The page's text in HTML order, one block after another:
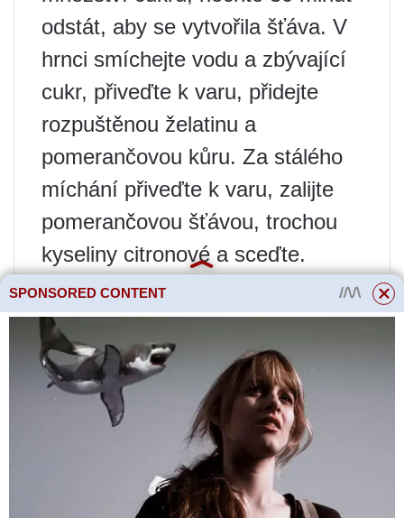
odstát, aby se vytvořila šťáva. V
hrnci smíchejte vodu a zbývající
cukr, přiveďte k varu, přidejte
rozpuštěnou želatinu a
pomerančovou kůru. Za stálého
míchání přiveďte k varu, zalijte
pomerančovou šťávou, trochou
kyseliny citronové a sceďte.
Nalijte do formiček ve vrstvě 1
cm a nechte ztuhnout. Na ztuhlou
vrstvu položte plátky pomeranče,
zalijte zbylým želé a nechte
vychladnout. Stejným způsobem
můžete vyrobit želé z
mandarinek.
SPONSORED CONTENT